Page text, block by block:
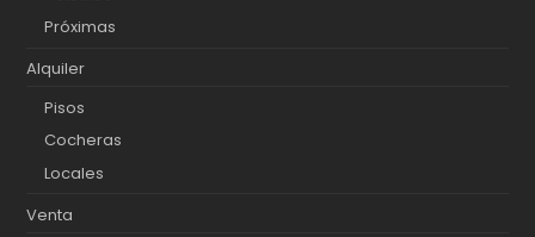
Próximas
Alquiler
Pisos
Cocheras
Locales
Venta